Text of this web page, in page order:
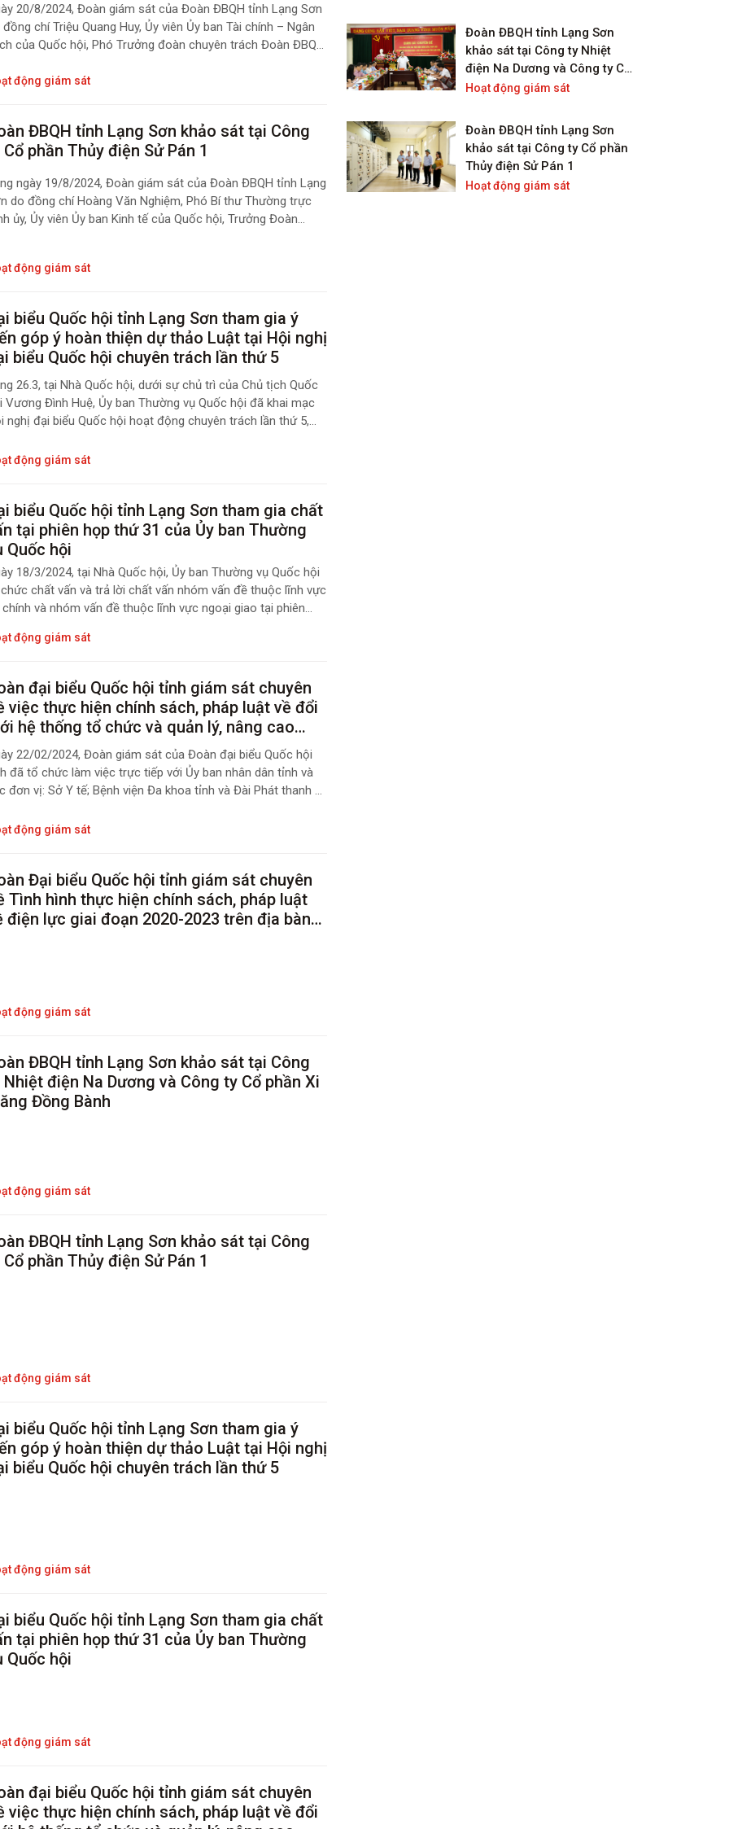
20/8/2024, Đoàn giám sát của Đoàn ĐBQH tỉnh Lạng Sơn
chí Triệu Quang Huy, Ủy viên Ủy ban Tài chính – Ngân
của Quốc hội, Phó Trưởng đoàn chuyên trách Đoàn ĐBQH
pháp luật về điện lực giai đoạn 2020 – 2023 trên địa bàn
động giám sát
ĐBQH tỉnh Lạng Sơn khảo sát tại Công
phần Thủy điện Sử Pán 1
ngày 19/8/2024, Đoàn giám sát của Đoàn ĐBQH tỉnh Lạng
do đồng chí Hoàng Văn Nghiệm, Phó Bí thư Thường trực
ủy, Ủy viên Ủy ban Kinh tế của Quốc hội, Trưởng Đoàn
điều hành hoạt động của nhà máy Thủy điện Thác Xăng trên
7/2024 của Đoàn giám sát Đoàn ĐBQH tỉnh về việc giám sát
đề: Tình hình triển khai thực hiện chính sách, pháp luật
điện lực giai đoạn 2020 – 2023 trên địa bàn tỉnh Lạng Sơn.
động giám sát
biểu Quốc hội tỉnh Lạng Sơn tham gia ý
góp ý hoàn thiện dự thảo Luật tại Hội nghị
biểu Quốc hội chuyên trách lần thứ 5
26.3, tại Nhà Quốc hội, dưới sự chủ trì của Chủ tịch Quốc
Vương Đình Huệ, Ủy ban Thường vụ Quốc hội đã khai mạc
nghị đại biểu Quốc hội hoạt động chuyên trách lần thứ 5,
hội Khóa XV.
động giám sát
biểu Quốc hội tỉnh Lạng Sơn tham gia chất
tại phiên họp thứ 31 của Ủy ban Thường
Quốc hội
18/3/2024, tại Nhà Quốc hội, Ủy ban Thường vụ Quốc hội
chất vấn và trả lời chất vấn nhóm vấn đề thuộc lĩnh vực
và nhóm vấn đề thuộc lĩnh vực ngoại giao tại phiên
trên cả nước;
động giám sát
đại biểu Quốc hội tỉnh giám sát chuyên
việc thực hiện chính sách, pháp luật về đổi
hệ thống tổ chức và quản lý, nâng cao
lượng, hiệu quả hoạt động của các đơn vị
nghiệp công lập giai đoạn 2018 – 2023 trên
bàn tỉnh
22/02/2024, Đoàn giám sát của Đoàn đại biểu Quốc hội
đã tổ chức làm việc trực tiếp với Ủy ban nhân dân tỉnh và
đơn vị: Sở Y tế; Bệnh viện Đa khoa tỉnh và Đài Phát thanh –
buổi sáng, buổi chiều cùng ngày, Đoàn giám sát do đồng
làm việc với Uỷ ban nhân dân tỉnh; làm việc với đoàn, có
chí Dương Xuân Huyên, Ủy viên Ban Thường vụ Tỉnh ủy,
Chủ tịch Thường trực Ủy ban nhân dân tỉnh; lãnh đạo các
động giám sát
Đại biểu Quốc hội tỉnh giám sát chuyên
Tình hình thực hiện chính sách, pháp luật
giai đoạn 2020-2023 trên địa bàn
động giám sát
ĐBQH tỉnh Lạng Sơn khảo sát tại Công
điện Na Dương và Công ty Cổ phần Xi
Đồng Bành
động giám sát
ĐBQH tỉnh Lạng Sơn khảo sát tại Công
phần Thủy điện Sử Pán 1
động giám sát
biểu Quốc hội tỉnh Lạng Sơn tham gia ý
góp ý hoàn thiện dự thảo Luật tại Hội nghị
biểu Quốc hội chuyên trách lần thứ 5
động giám sát
biểu Quốc hội tỉnh Lạng Sơn tham gia chất
tại phiên họp thứ 31 của Ủy ban Thường
Quốc hội
động giám sát
đại biểu Quốc hội tỉnh giám sát chuyên
việc thực hiện chính sách, pháp luật về đổi
Lạng Sơn
Đoàn ĐBQH tỉnh Lạng Sơn
khảo sát tại Công ty Nhiệt
điện Na Dương và Công ty Cổ
phần Xi măng Đồng Bành
Hoạt động giám sát
Đoàn ĐBQH tỉnh Lạng Sơn
khảo sát tại Công ty Cổ phần
Thủy điện Sử Pán 1
Hoạt động giám sát